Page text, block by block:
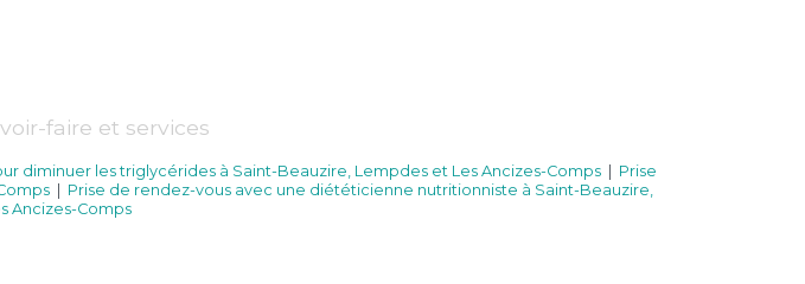
faire et services
les triglycérides à Saint-Beauzire, Lempdes et Les Ancizes-Comps| Prise
Prise de rendez-vous avec une diététicienne nutritionniste à Saint-Beauzire,
Ancizes-Comps